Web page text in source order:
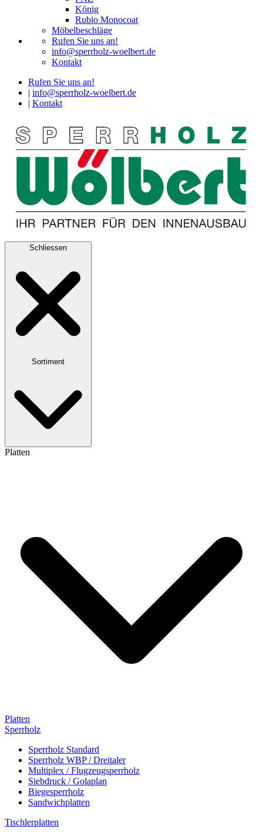
König
Rubio Monocoat
Möbelbeschläge
Rufen Sie uns an!
info@sperrholz-woelbert.de
Kontakt
Rufen Sie uns an!
info@sperrholz-woelbert.de
Kontakt
Schliessen
Sortiment
Platten
Platten
Sperrholz
Sperrholz Standard
Sperrholz WBP / Dreitaler
Multiplex / Flugzeugsperrholz
Siebdruck / Golaplan
Biegesperrholz
Sandwichplatten
Tischlerplatten